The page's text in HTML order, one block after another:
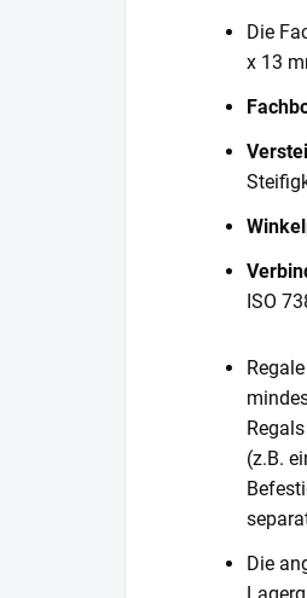
Die
x 13
ISO
(z.B.
Die